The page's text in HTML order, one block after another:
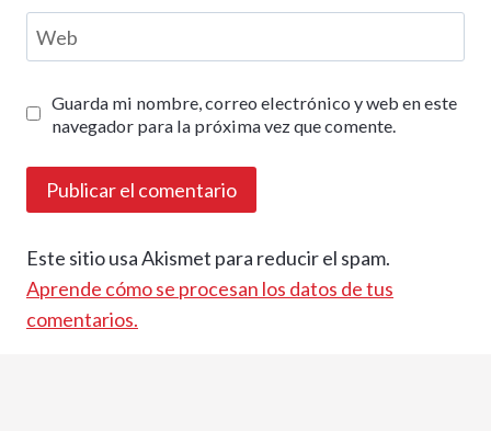
Web
Guarda mi nombre, correo electrónico y web en este
navegador para la próxima vez que comente.
Este sitio usa Akismet para reducir el spam.
Aprende cómo se procesan los datos de tus
comentarios.